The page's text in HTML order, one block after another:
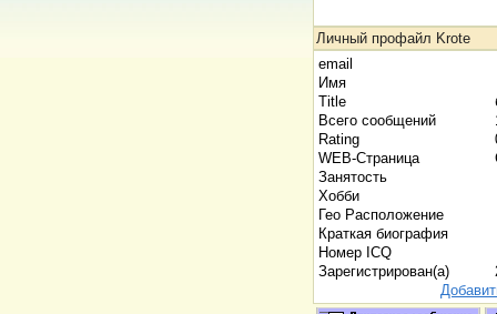
Личный профайл Krote
email
Имя
Title
Всего сообщений
Rating
WEB-Страница
Занятость
Хобби
Гео Расположение
Краткая биография
Номер ICQ
Зарегистрирован(а)